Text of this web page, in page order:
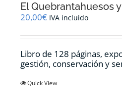
El Quebrantahuesos
20,00€ IVA incluido
Libro de 128 páginas,
gestión, conservación y
Quick View